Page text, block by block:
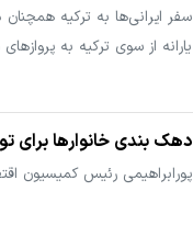
سفر ایرانی‌ها به ترکیه
یارانه از سوی ترکیه به
دهک بندی خانوارها برای
پورابراهیمی رئیس کمیسیون